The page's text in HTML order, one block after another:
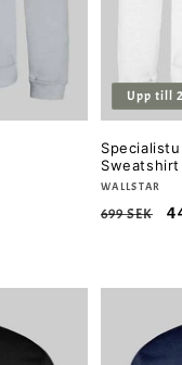
Upp till
Sweatshirt
Säljare:
WALLSTAR
Ordinarie
699 SEK